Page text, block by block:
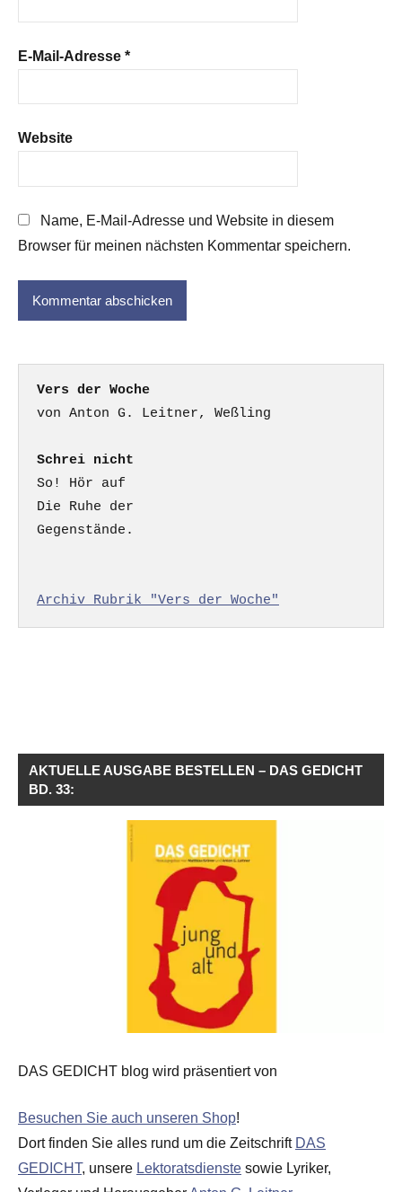
E-Mail-Adresse *
Website
Name, E-Mail-Adresse und Website in diesem
Browser für meinen nächsten Kommentar speichern.
Vers der Woche
Schrei nicht
So! Hör auf
Die Ruhe der
Gegenstände.
Archiv Rubrik "Vers der Woche"
AKTUELLE AUSGABE BESTELLEN – DAS GEDICHT
BD. 33:
DAS GEDICHT blog wird präsentiert von
Besuchen Sie auch unseren Shop!
Dort finden Sie alles rund um die Zeitschrift DAS
GEDICHT, unsere Lektoratsdienste sowie Lyriker,